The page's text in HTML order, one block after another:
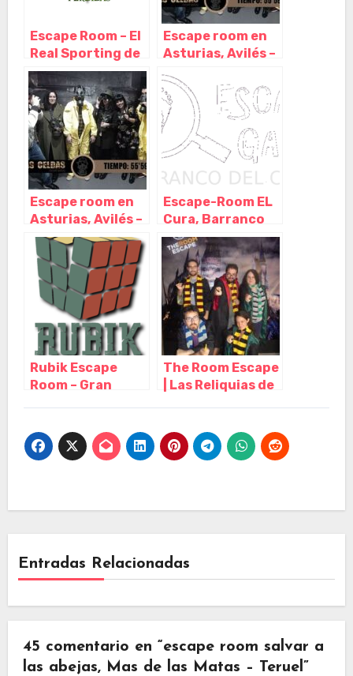
Escape Room – El
Real Sporting de
Gijón y Las
Reliquias
Perdidas, Gijón –
Asturias
Escape room en
Asturias, Avilés –
– Asturias
Escape room en
Asturias, Avilés –
Las Celdas, Avilés
– Asturias
Escape-Room EL
Cura, Barranco
del Cura – Las
Palmas
Rubik Escape
Room – Gran
The Room Escape
| Las Reliquias de
Valencia
Entradas Relacionadas
45 comentario en “escape room salvar a
las abejas, Mas de las Matas – Teruel”